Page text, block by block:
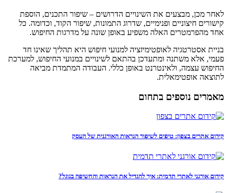
לאחר מכן, מבצעים את השינויים הדרושים – שיפור התכנים, הוספת
קישורים חיצוניים ופנימיים, שדרוג התמונות, שיפור הקוד, וכדומה. כל
אחד מהפרמטרים האלה משפיע באופן שונה על מדרגות החיפוש.
בניית אסטרטגיה לאופטימיזציה למנועי חיפוש היא תהליך שאינו חד
פעמי, אלא משתנה ומתעדכן בהתאם לשינויים במנועי החיפוש, למערכת
החיפוש עצמה, ולאינטרנט באופן כללי. העבודה המתמדת מביאה
לתוצאה אופטימאלית.
מאמרים נוספים בתחום
קידום אתרים בצפון: טיפים לשיפור הנראות האורגנית של העסק
קידום אורגני לאתרי תדמית: איך להגדיל את הנראות והחשיפה בגוגל?